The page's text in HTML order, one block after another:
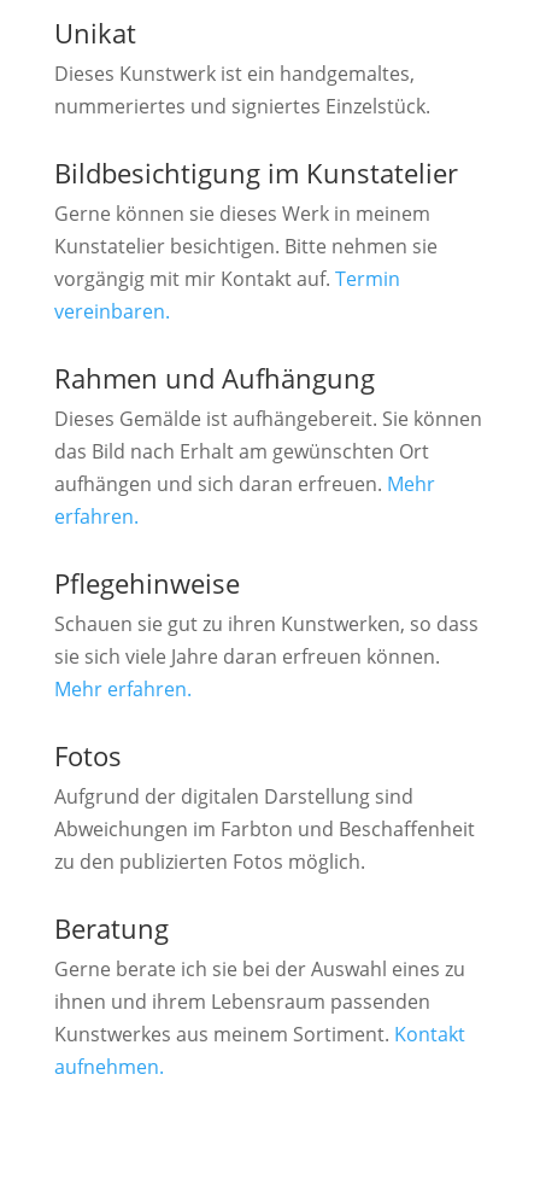
Unikat
Dieses Kunstwerk ist ein handgemaltes,
nummeriertes und signiertes Einzelstück.
Bildbesichtigung im Kunstatelier
Gerne können sie dieses Werk in meinem
Kunstatelier besichtigen. Bitte nehmen sie
vorgängig mit mir Kontakt auf. Termin
vereinbaren.
Rahmen und Aufhängung
Dieses Gemälde ist aufhängebereit. Sie können
das Bild nach Erhalt am gewünschten Ort
aufhängen und sich daran erfreuen. Mehr
erfahren.
Pflegehinweise
Schauen sie gut zu ihren Kunstwerken, so dass
sie sich viele Jahre daran erfreuen können.
Mehr erfahren.
Fotos
Aufgrund der digitalen Darstellung sind
Abweichungen im Farbton und Beschaffenheit
zu den publizierten Fotos möglich.
Beratung
Gerne berate ich sie bei der Auswahl eines zu
ihnen und ihrem Lebensraum passenden
Kunstwerkes aus meinem Sortiment. Kontakt
aufnehmen.